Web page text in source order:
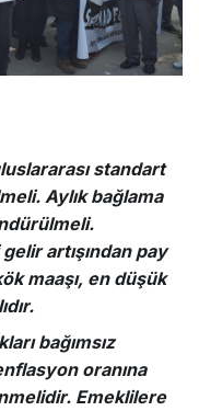
standart
Aylık bağlama
artışından pay
maaşı, en düşük
bağımsız
oranına
Emeklilere